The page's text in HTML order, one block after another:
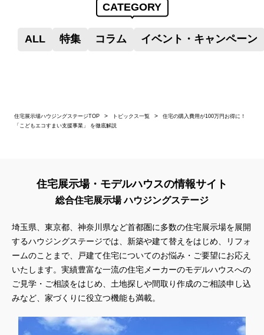
CATEGORY
ALL 特集 コラム イベント・キャンペーン
住宅展示場ハウジングステージTOP トピックス一覧
住宅の購入費用が100万円お得に！
「こどもエコすまい支援事業」 を徹底解説
住宅展示場・モデルハウスの情報サイト
総合住宅展示場 ハウジングステージ
埼玉県、東京都、神奈川県など首都圏に多数の住宅展示場を展開
するハウジングステージでは、新築や建て替えをはじめ、リフォ
ームのことまで、戸建て住宅についてのお悩み・ご要望にお応え
いたします。実績豊富な一流の住宅メーカーのモデルハウスへの
ご見学・ご相談をはじめ、土地探しや間取り作成のご相談申し込
みなど、家づくりに役立つ機能も満載。